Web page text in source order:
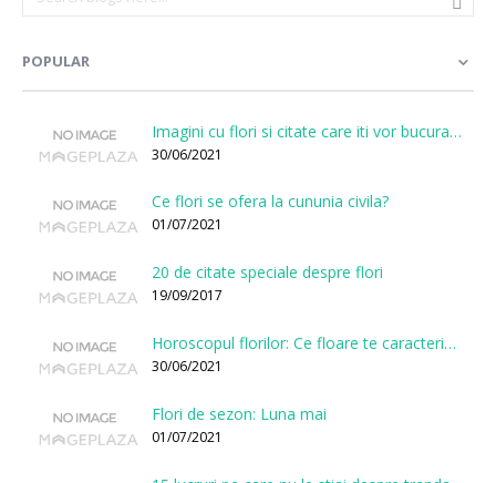
POPULAR
Imagini cu flori si citate care iti vor bucura sufletul
30/06/2021
Ce flori se ofera la cununia civila?
01/07/2021
20 de citate speciale despre flori
19/09/2017
Horoscopul florilor: Ce floare te caracterizeaza in functie de ziua nasterii?
30/06/2021
Flori de sezon: Luna mai
01/07/2021